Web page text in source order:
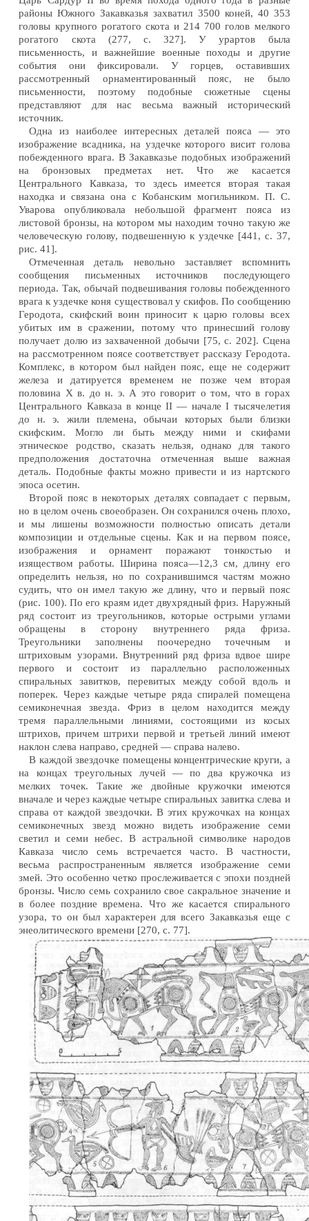
районы Южного Закавказья захватил 3500 коней, 40 353
головы крупного рогатого скота и 214 700 голов мелкого
рогатого скота (277, с. 327]. У урартов была
письменность, и важнейшие военные походы и другие
события они фиксировали. У горцев, оставивших
рассмотренный орнаментированный пояс, не было
письменности, поэтому подобные сюжетные сцены
представляют для нас весьма важный исторический
источник.
Одна из наиболее интересных деталей пояса — это
изображение всадника, на уздечке которого висит голова
побежденного врага. В Закавказье подобных изображений
на бронзовых предметах нет. Что же касается
Центрального Кавказа, то здесь имеется вторая такая
находка и связана она с Кобанским могильником. П. С.
Уварова опубликовала небольшой фрагмент пояса из
листовой бронзы, на котором мы находим точно такую же
человеческую голову, подвешенную к уздечке [441, с. 37,
рис. 41].
Отмеченная деталь невольно заставляет вспомнить
сообщения письменных источников последующего
периода. Так, обычай подвешивания головы побежденного
врага к уздечке коня существовал у скифов. По сообщению
Геродота, скифский воин приносит к царю головы всех
убитых им в сражении, потому что принесший голову
получает долю из захваченной добычи [75, с. 202]. Сцена
на рассмотренном поясе соответствует рассказу Геродота.
Комплекс, в котором был найден пояс, еще не содержит
железа и датируется временем не позже чем вторая
половина X в. до н. э. А это говорит о том, что в горах
Центрального Кавказа в конце II — начале I тысячелетия
до н. э. жили племена, обычаи которых были близки
скифским. Могло ли быть между ними и скифами
этническое родство, сказать нельзя, однако для такого
предположения достаточна отмеченная выше важная
деталь. Подобные факты можно привести и из нартского
эпоса осетин.
Второй пояс в некоторых деталях совпадает с первым,
но в целом очень своеобразен. Он сохранился очень плохо,
и мы лишены возможности полностью описать детали
композиции и отдельные сцены. Как и на первом поясе,
изображения и орнамент поражают тонкостью и
изяществом работы. Ширина пояса—12,3 см, длину его
определить нельзя, но по сохранившимся частям можно
судить, что он имел такую же длину, что и первый пояс
(рис. 100). По его краям идет двухрядный фриз. Наружный
ряд состоит из треугольников, которые острыми углами
обращены в сторону внутреннего ряда фриза.
Треугольники заполнены поочередно точечным и
штриховым узорами. Внутренний ряд фриза вдвое шире
первого и состоит из параллельно расположенных
спиральных завитков, перевитых между собой вдоль и
поперек. Через каждые четыре ряда спиралей помещена
семиконечная звезда. Фриз в целом находится между
тремя параллельными линиями, состоящими из косых
штрихов, причем штрихи первой и третьей линий имеют
наклон слева направо, средней — справа налево.
В каждой звездочке помещены концентрические круги, а
на концах треугольных лучей — по два кружочка из
мелких точек. Такие же двойные кружочки имеются
вначале и через каждые четыре спиральных завитка слева и
справа от каждой звездочки. В этих кружочках на концах
семиконечных звезд можно видеть изображение семи
светил и семи небес. В астральной символике народов
Кавказа число семь встречается часто. В частности,
весьма распространенным является изображение семи
змей. Это особенно четко прослеживается с эпохи поздней
бронзы. Число семь сохранило свое сакральное значение и
в более поздние времена. Что же касается спирального
узора, то он был характерен для всего Закавказья еще с
энеолитического времени [270, с. 77].